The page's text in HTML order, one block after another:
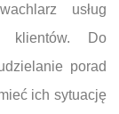
usług
klientów. Do
porad
ich sytuację